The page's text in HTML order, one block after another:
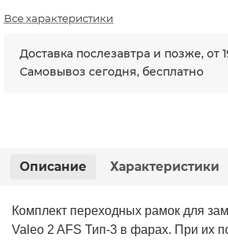
Все характеристики
Доставка послезавтра и позже, от
Самовывоз сегодня, бесплатно
Описание Характеристики
Комплект переходных рамок для
Valeo 2 AFS Тип-3 в фарах. При их